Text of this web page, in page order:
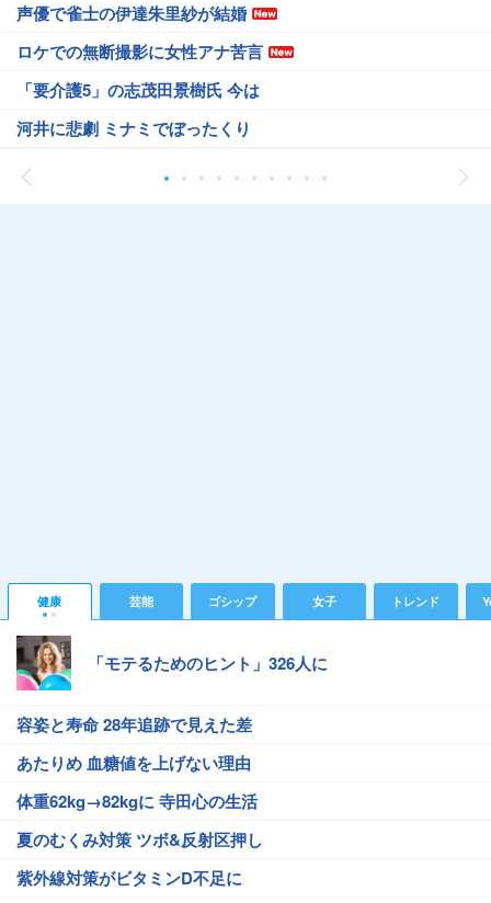
声優で雀士の伊達朱里紗が結婚
ロケでの無断撮影に女性アナ苦言
「要介護5」の志茂田景樹氏 今は
河井に悲劇 ミナミでぼったくり
健康 芸能 ゴシップ 女子 トレンド
「モテるためのヒント」326人に
容姿と寿命 28年追跡で見えた差
あたりめ 血糖値を上げない理由
体重62kg→82kgに 寺田心の生活
夏のむくみ対策 ツボ&反射区押し
紫外線対策がビタミンD不足に